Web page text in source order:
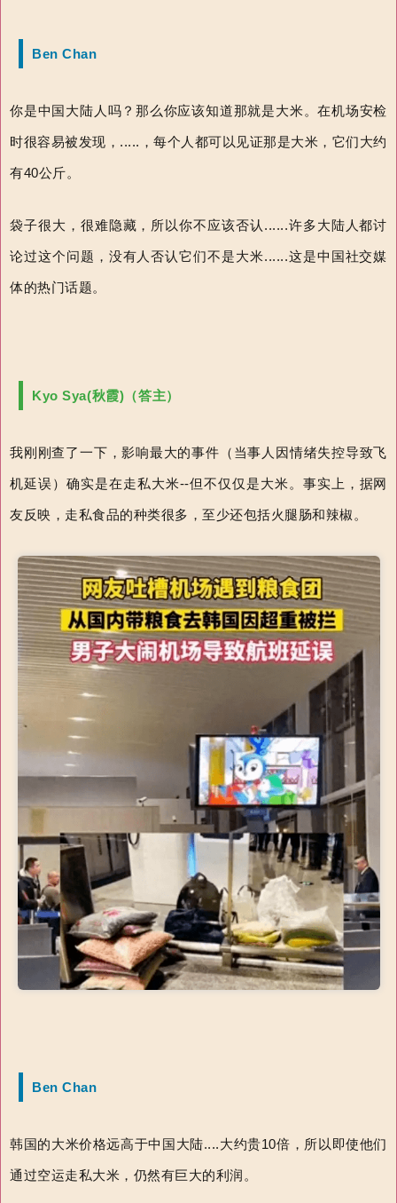
Ben Chan
你是中国大陆人吗？那么你应该知道那就是大米。在机场安检
时很容易被发现，.....，每个人都可以见证那是大米，它们大约
有40公斤。
袋子很大，很难隐藏，所以你不应该否认......许多大陆人都讨
论过这个问题，没有人否认它们不是大米......这是中国社交媒
体的热门话题。
Kyo Syа(秋霞)（答主）
我刚刚查了一下，影响最大的事件（当事人因情绪失控导致飞
机延误）确实是在走私大米--但不仅仅是大米。事实上，据网
友反映，走私食品的种类很多，至少还包括火腿肠和辣椒。
Ben Chan
韩国的大米价格远高于中国大陆....大约贵10倍，所以即使他们
通过空运走私大米，仍然有巨大的利润。